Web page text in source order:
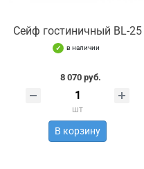
Сейф гостиничный BL-25
в наличии
8 070 руб.
шт
В корзину